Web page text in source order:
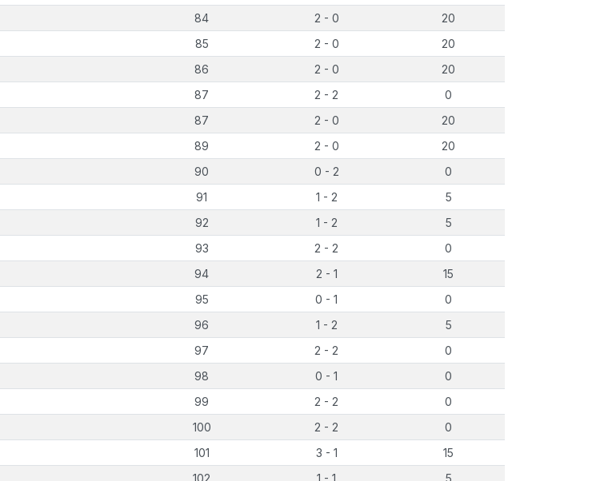
84 2 - 0
20
85 2 - 0
20
86 2 - 0
20
87 2 - 2
0
87 2 - 0
20
89 2 - 0
20
90 0 - 2
0
91 1 - 2
5
92 1 - 2
5
93 2 - 2
0
94 2 - 1
15
95 0 - 1
0
96 1 - 2
5
97 2 - 2
0
98 0 - 1
0
99 2 - 2
0
100 2 - 2
0
101 3 - 1
15
102 1 - 1 5